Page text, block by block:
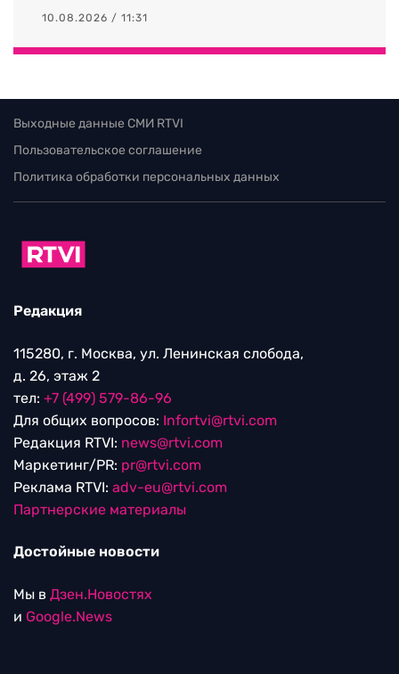
10.08.2026 / 11:31
Выходные данные СМИ RTVI
Пользовательское соглашение
Политика обработки персональных данных
Редакция
115280, г. Москва, ул. Ленинская слобода,
д. 26, этаж 2
тел: +7 (499) 579-86-96
Для общих вопросов: Infortvi@rtvi.com
Редакция RTVI: news@rtvi.com
Маркетинг/PR: pr@rtvi.com
Реклама RTVI: adv-eu@rtvi.com
Партнерские материалы
Достойные новости
Мы в Дзен.Новостях
и Google.News